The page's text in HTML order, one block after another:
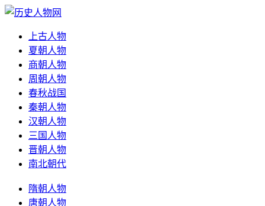
上古人物
夏朝人物
商朝人物
周朝人物
春秋战国
秦朝人物
汉朝人物
三国人物
晋朝人物
南北朝代
隋朝人物
唐朝人物